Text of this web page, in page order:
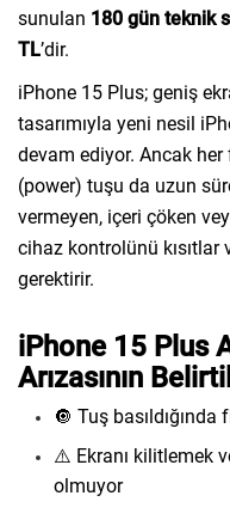
sunulan 180 gün teknik
TL’dir.
iPhone 15 Plus; geniş
tasarımıyla yeni nesil
devam ediyor. Ancak
(power) tuşu da uzun
vermeyen, içeri çöken
cihaz kontrolünü kısıtlar
gerektirir.
iPhone 15 Plus
Arızasının
🔘 Tuş
⚠️ Ekranı kilitlemek
olmuyor